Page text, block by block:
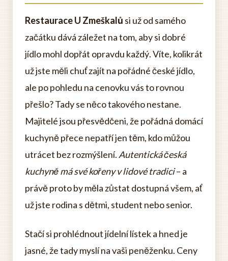
Restaurace U Zmeškalů si už od samého
začátku dává záležet na tom, aby si dobré
jídlo mohl dopřát opravdu každý. Víte, kolikrát
už jste měli chuť zajít na pořádné české jídlo,
ale po pohledu na cenovku vás to rovnou
přešlo? Tady se něco takového nestane.
Majitelé jsou přesvědčeni, že pořádná domácí
kuchyně přece nepatří jen těm, kdo můžou
utrácet bez rozmýšlení. Autentická česká
kuchyně má své kořeny v lidové tradici– a
právě proto by měla zůstat dostupná všem, ať
už jste rodina s dětmi, student nebo senior.
Stačí si prohlédnout jídelní lístek a hned je
jasné, že tady myslí na vaši peněženku. Ceny